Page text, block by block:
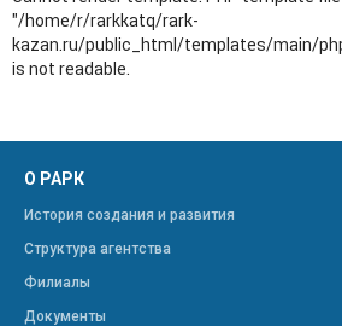
"/home/r/rarkkatq/rark-
kazan.ru/public_html/templates/main/
is not readable.
О РАРК
История создания и развития
Структура агентства
Филиалы
Документы